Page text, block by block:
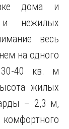
дома и
и нежилых
весь
на одного
30-40 кв. м
жилых
– 2,3 м,